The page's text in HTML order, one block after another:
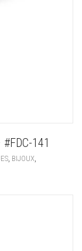
141
BIJOUX